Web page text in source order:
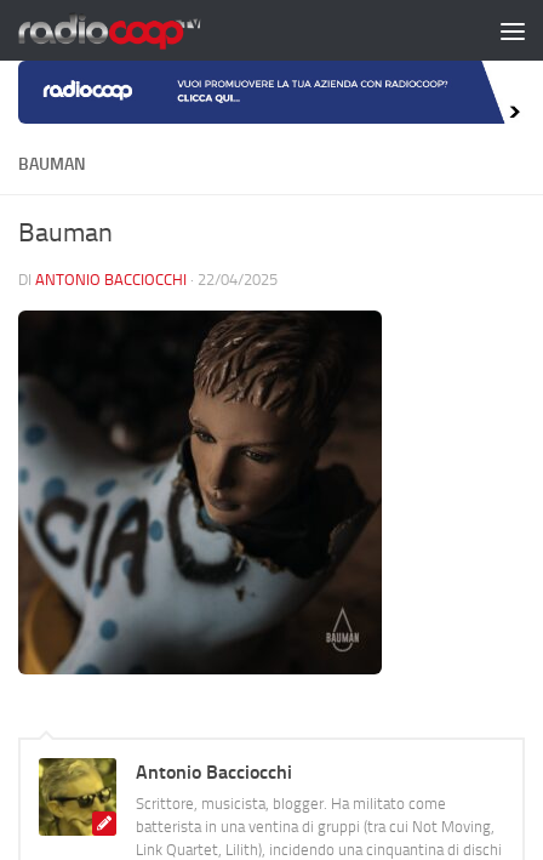
Salta al contenuto
BAUMAN
Bauman
DI ANTONIO BACCIOCCHI · 22/04/2025
Antonio Bacciocchi
Scrittore, musicista, blogger. Ha militato come
batterista in una ventina di gruppi (tra cui Not Moving,
Link Quartet, Lilith), incidendo una cinquantina di dischi